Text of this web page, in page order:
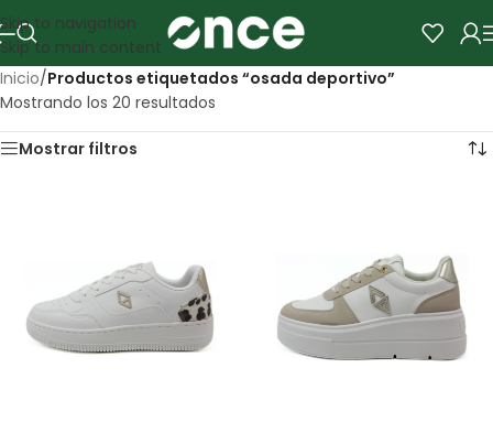
Skip to navigation
Skip to main content
Inicio/Productos etiquetados “osada deportivo”
Mostrando los 20 resultados
Mostrar filtros